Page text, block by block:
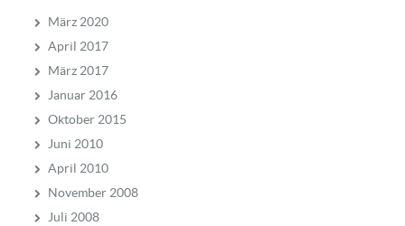
März 2020
April 2017
März 2017
Januar 2016
Oktober 2015
Juni 2010
April 2010
November 2008
Juli 2008